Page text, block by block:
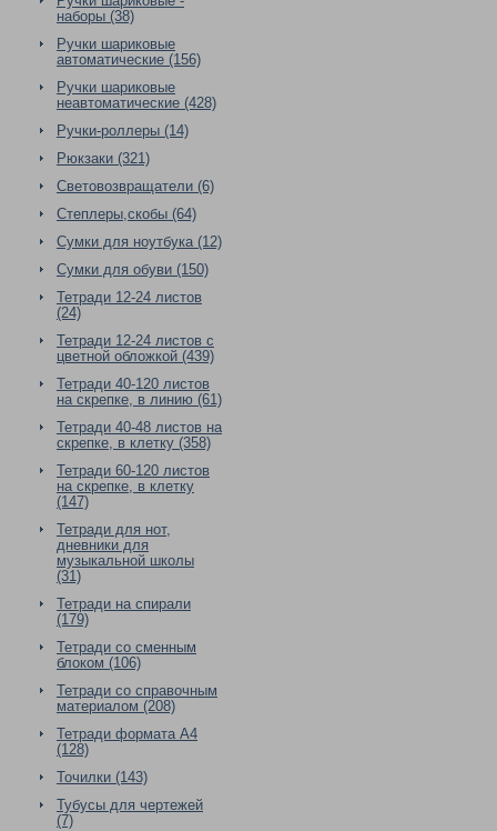
наборы (38)
Ручки шариковые
автоматические (156)
Ручки шариковые
неавтоматические (428)
Ручки-роллеры (14)
Рюкзаки (321)
Световозвращатели (6)
Степлеры,скобы (64)
Сумки для ноутбука (12)
Сумки для обуви (150)
Тетради 12-24 листов
(24)
Тетради 12-24 листов с
цветной обложкой (439)
Тетради 40-120 листов
на скрепке, в линию (61)
Тетради 40-48 листов на
скрепке, в клетку (358)
Тетради 60-120 листов
на скрепке, в клетку
(147)
Тетради для нот,
дневники для
музыкальной школы
(31)
Тетради на спирали
(179)
Тетради со сменным
блоком (106)
Тетради со справочным
материалом (208)
Тетради формата А4
(128)
Точилки (143)
Тубусы для чертежей
(7)